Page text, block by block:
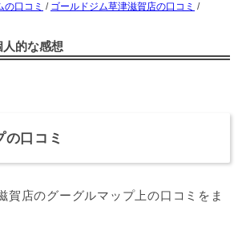
の口コミ / ゴールドジム草津滋賀店の口コミ /
的な感想
の口コミ
賀店のグーグルマップ上の口コミをま